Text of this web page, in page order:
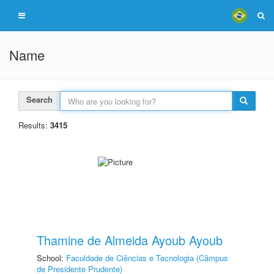
Name
Search
Results: 3415
Thamine de Almeida Ayoub Ayoub
School: Faculdade de Ciências e Tecnologia (Câmpus
de Presidente Prudente)